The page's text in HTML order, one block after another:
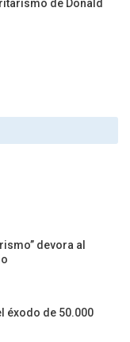
de Donald
devora al
éxodo de 50.000